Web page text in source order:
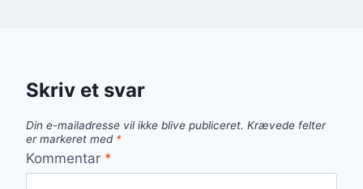
Skriv et svar
Din e-mailadresse vil ikke blive publiceret. Krævede felter
er markeret med *
Kommentar *